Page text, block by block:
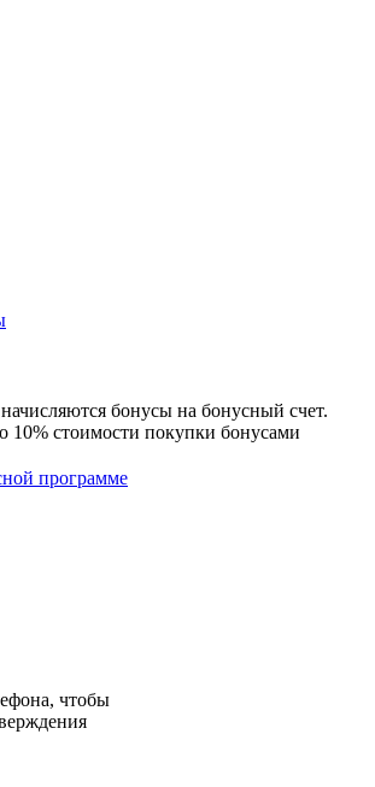
бонусы на бонусный счет.
10% стоимости покупки бонусами
программе
чтобы